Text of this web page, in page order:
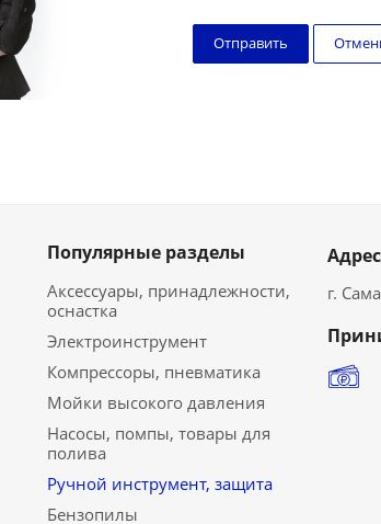
Популярные разделы
Аксессуары, принадлежности,
оснастка
Электроинструмент
Компрессоры, пневматика
Мойки высокого давления
Насосы, помпы, товары для
полива
Ручной инструмент, защита
Бензопилы
г.